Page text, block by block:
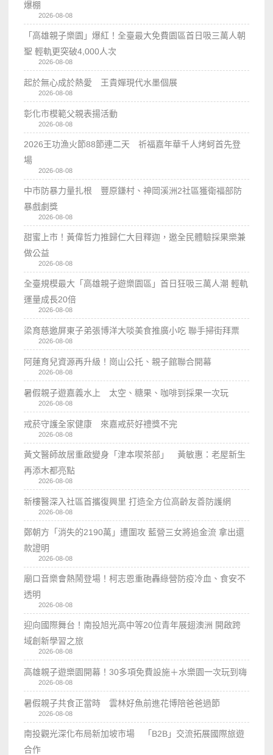
爆棚
2026-08-08
「高雄親子樂園」爆紅！全臺最大免費園區首日吸三萬人朝
聖 輕軌更突破4,000人次
2026-08-08
起於無心成於熱愛 王貴嬋現代水墨個展
2026-08-08
彰化市模範父親表揚活動
2026-08-08
2026王功漁火節88節連二天 祈福嘉年華千人烤蚵首先登
場
2026-08-08
中市防暴力量扎根 豐原鎌村、神岡溪洲2社區獲衛福部防
暴戲劇獎
2026-08-08
甜蜜上市！黃偉哲力推歸仁大目釋迦，邀全民體驗採果樂兼
做公益
2026-08-08
全臺規模最大「高雄親子遊樂園區」首日狂吸三萬人潮 輕軌
運量成長20倍
2026-08-08
梁育慈邀屏東子弟張博洋大啖美食推廣小吃 聯手掃街拜票
2026-08-08
阿蓮育兒資源再升級！崗山公托、親子館聯合開幕
2026-08-08
暑假親子遊嘉義水上 太空、糖果、咖啡到採果一次玩
2026-08-08
戒菸守護全家健康 來嘉戒菸好禮獎不完
2026-08-08
黃文醫師故居重啟變身「津本喫茶部」 黃敏惠：老屋新生
再添木都亮點
2026-08-08
新樓醫深入社區首攜復興里 打造全方位高齡友善防護網
2026-08-08
鄭朝方「消失的2190萬」遭圍攻 藍營三女將追金流 拿出還
款證明
2026-08-08
廟口音樂會熱鬧登場！柯志恩重砲轟綠營防疫冷血、食安不
透明
2026-08-08
迎向國際舞台！南投旭光高中等20位青年展翅澳洲 開啟跨
域創新學習之旅
2026-08-08
高雄親子遊樂園開幕！30多項免費設施＋水樂園一次玩到嗨
2026-08-08
暑假親子共食正當時 雲林好魚前進花博陪爸爸過節
2026-08-08
南投觀光深化布局新加坡市場 「B2B」交流拓展國際旅遊
合作